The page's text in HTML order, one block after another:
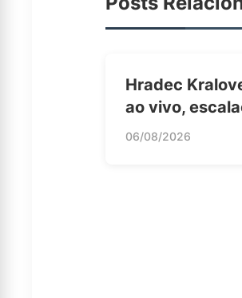
Hradec
ao vivo,
06/08/2026